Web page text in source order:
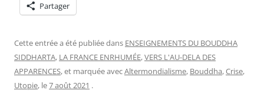
Partager
Cette entrée a été publiée dans ENSEIGNEMENTS DU BOUDDHA
SIDDHARTA, LA FRANCE ENRHUMÉE,VERS L'AU-DELA DES
APPARENCES, et marquée avecAltermondialisme, Bouddha,Crise,
Utopie, le7 août 2021 .